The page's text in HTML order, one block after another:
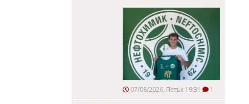
07/08/2026, Петък 19:31 1